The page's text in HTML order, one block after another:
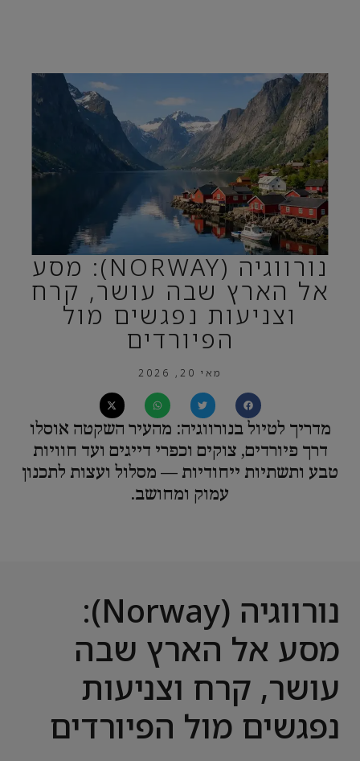
נורווגיה (NORWAY): מסע
אל הארץ שבה עושר, קרח
וצניעות נפגשים מול
הפיורדים
מאי 20, 2026
מדריך לטיול בנורווגיה: מהעיר השקטה אוסלו
דרך פיורדים, צוקים וכפרי דייגים ועד חוויות
טבע ותשתיות ייחודיות — מסלול ועצות לתכנון
עמוק ומחושב.
נורווגיה (Norway):
מסע אל הארץ שבה
עושר, קרח וצניעות
נפגשים מול הפיורדים